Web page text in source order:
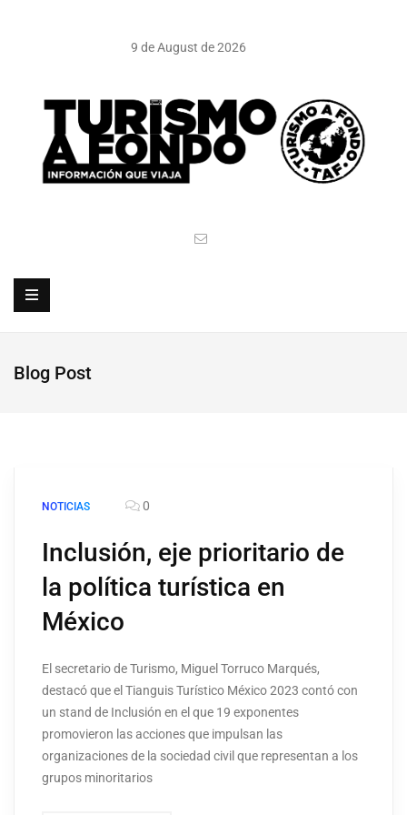
9 de August de 2026
Blog Post
NOTICIAS 0
Inclusión, eje prioritario de
la política turística en
México
El secretario de Turismo, Miguel Torruco Marqués,
destacó que el Tianguis Turístico México 2023 contó con
un stand de Inclusión en el que 19 exponentes
promovieron las acciones que impulsan las
organizaciones de la sociedad civil que representan a los
grupos minoritarios